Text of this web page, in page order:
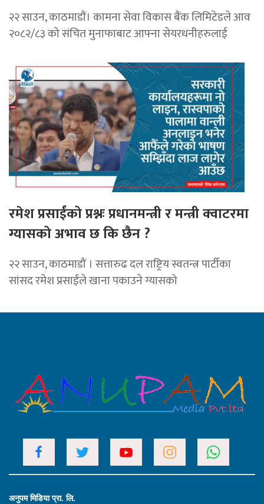
२२ साउन, काठमाडाैं। कामना सेवा विकास बैंक लिमिटेडले आव
२०८२/८३ को संचित मुनाफाबाट आफ्ना सेयरधनीहरुलाई
रमेश प्रसाईंको प्रश्नः प्रधानमन्त्री र मन्त्री क्वाटरमा
ग्यासको अभाव छ कि छैन ?
२२ साउन, काठमाडौं । सत्तारुढ दल राष्ट्रिय स्वतन्त्र पार्टीका
सांसद रमेश प्रसाईंले खाना पकाउने ग्यासको
अनुपम मिडिया प्रा. लि.